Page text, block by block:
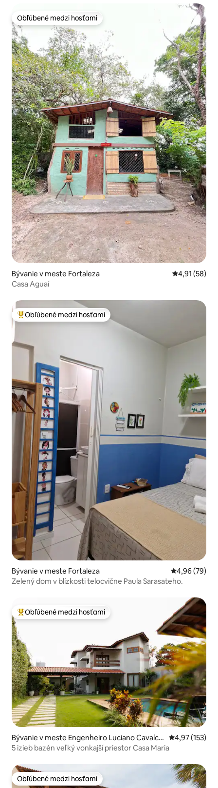
Obľúbené medzi hosťami
Obľúbené medzi hosťami
Bývanie v meste Fortaleza Priemerné
4,91 (58)
Casa Aguaí
Najobľúbenejšie medzi hosťami
Obľúbené medzi hosťami
Bývanie v meste Fortaleza Priemerné
4,96 (79)
Zelený dom v blízkosti telocvične Paula Sarasateho.
Najobľúbenejšie medzi hosťami
Obľúbené medzi hosťami
Bývanie v meste Engenheiro Luciano Cavalca
nte
Priemerné
4,97 (153)
5 izieb bazén veľký vonkajší priestor Casa Maria
Obľúbené medzi hosťami
Obľúbené medzi hosťami